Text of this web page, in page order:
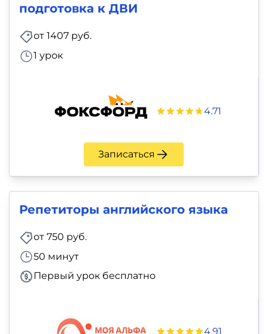
подготовка к ДВИ
от 1407 руб.
1 урок
4.71
Записаться
Репетиторы английского языка
от 750 руб.
50 минут
Первый урок бесплатно
4.91